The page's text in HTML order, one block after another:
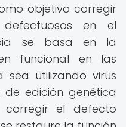
objetivo corregir
en el
se basa en la
funcional en las
sea utilizando virus
edición genética
corregir el defecto